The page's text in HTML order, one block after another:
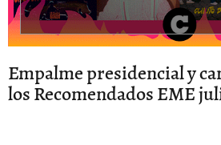
Empalme presidencial y
los Recomendados EME